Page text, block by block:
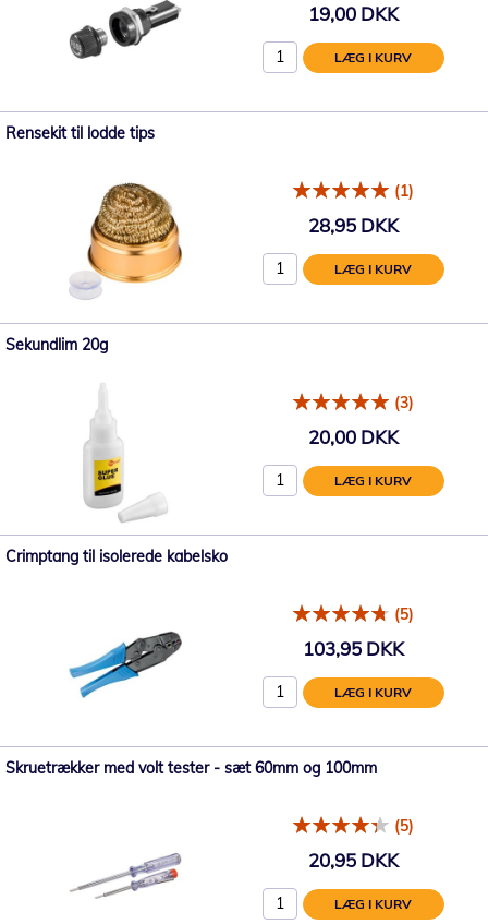
19,00 DKK
LÆG I KURV
Rensekit til lodde tips
(1)
28,95 DKK
LÆG I KURV
Sekundlim 20g
(3)
20,00 DKK
LÆG I KURV
Crimptang til isolerede kabelsko
(5)
103,95 DKK
LÆG I KURV
Skruetrækker med volt tester - sæt 60mm og 100mm
(5)
20,95 DKK
LÆG I KURV